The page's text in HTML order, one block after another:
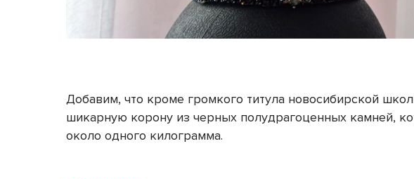
Добавим, что кроме громкого титула новосибирской
шикарную корону из черных полудрагоценных камней,
около одного килограмма.